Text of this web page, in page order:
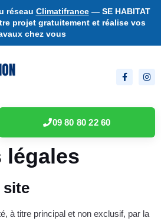
réseau Climatifrance— SE HABITAT
projet gratuitement et réalise vos
chez vous
09 80 80 22 60
légales
site
à titre principal et non exclusif, par la